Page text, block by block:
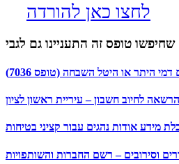
לחצו כאן להורדה
טופס זה התעניינו גם לגבי
היתר או היטל השבחה (טופס 7036)
לחיוב חשבון – עיריית ראשון לציון
מידע אודות נהגים עבור קציני בטיחות
וסירובים – רשם החברות והשותפויות